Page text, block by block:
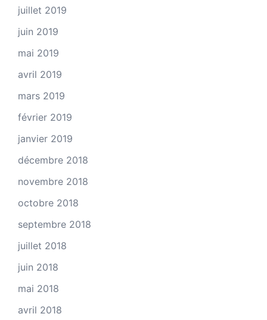
juillet 2019
juin 2019
mai 2019
avril 2019
mars 2019
février 2019
janvier 2019
décembre 2018
novembre 2018
octobre 2018
septembre 2018
juillet 2018
juin 2018
mai 2018
avril 2018